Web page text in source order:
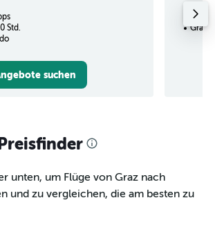
Std.
suchen
Graz
unten, um Flüge von Graz nach
und zu vergleichen, die am besten zu